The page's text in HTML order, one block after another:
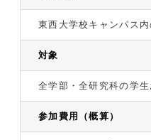
東西大学校キャンパス
対象
全学部・全研究科の学
参加費用（概算）